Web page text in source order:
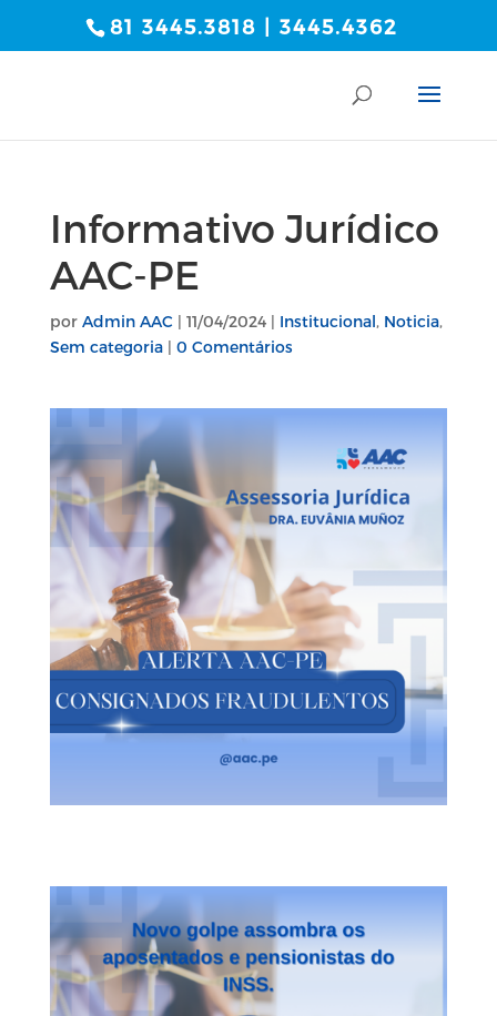
81 3445.3818 | 3445.4362
Informativo Jurídico
AAC-PE
por Admin AAC| 11/04/2024| Institucional, Noticia,
Sem categoria| 0 Comentários